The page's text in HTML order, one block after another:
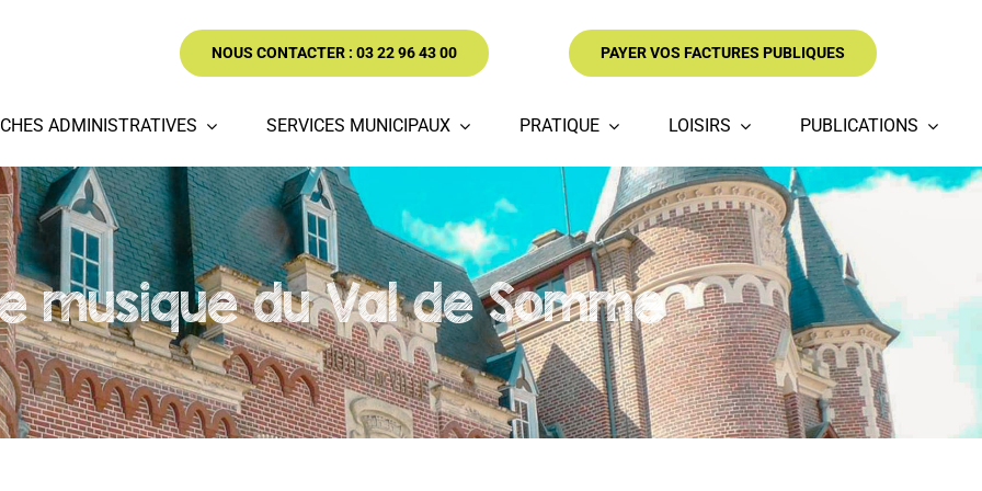
NOUS CONTACTER : 03 22 96 43 00 PAYER VOS FACTURES PUBLIQUES
ADMINISTRATIVES SERVICES MUNICIPAUX PRATIQUE LOISIRS PUBLICATIONS
musique du Val de Somme